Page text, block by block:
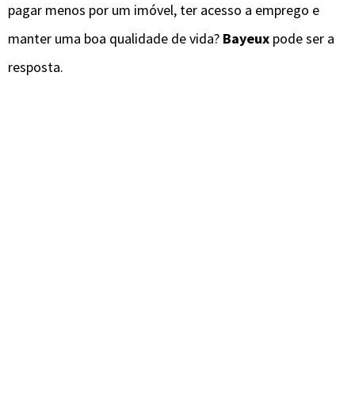
pagar menos por um imóvel, ter acesso a emprego e
manter uma boa qualidade de vida? Bayeux pode ser a
resposta.